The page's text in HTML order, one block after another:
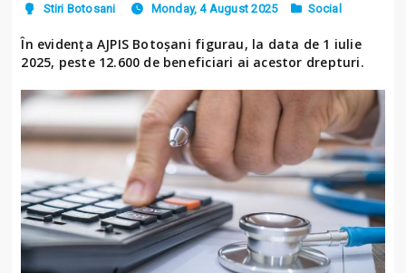
Stiri Botosani Monday, 4 August 2025 Social
În evidența AJPIS Botoșani figurau, la data de 1 iulie
2025, peste 12.600 de beneficiari ai acestor drepturi.